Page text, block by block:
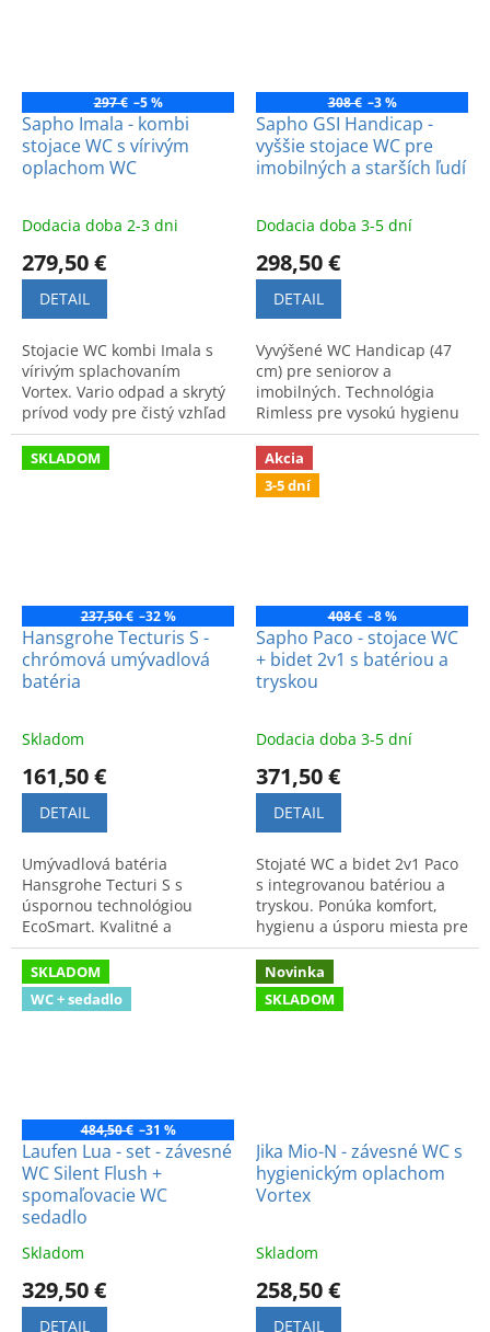
297 € –5 %
Sapho Imala - kombi
stojace WC s vírivým
oplachom WC
Dodacia doba 2-3 dni
279,50 €
DETAIL
Stojacie WC kombi Imala s
vírivým splachovaním
Vortex. Vario odpad a skrytý
prívod vody pre čistý vzhľad
a hygienu. Úsporné riešenie
šetriace vodu a miesto.
308 € –3 %
Sapho GSI Handicap -
vyššie stojace WC pre
imobilných a starších ľudí
Dodacia doba 3-5 dní
298,50 €
DETAIL
Vyvýšené WC Handicap (47
cm) pre seniorov a
imobilných. Technológia
Rimless pre vysokú hygienu
a ľahkú údržbu. Praktický
model so zadným odpadom.
SKLADOM
237,50 € –32 %
Hansgrohe Tecturis S -
chrómová umývadlová
batéria
Skladom
161,50 €
DETAIL
Umývadlová batéria
Hansgrohe Tecturi S s
úspornou technológiou
EcoSmart. Kvalitné a
ekologické riešenie pre
moderné kúpeľne. Bez
odtokovej garnitúry.
Akcia
3-5 dní
408 € –8 %
Sapho Paco - stojace WC
+ bidet 2v1 s batériou a
tryskou
Dodacia doba 3-5 dní
371,50 €
DETAIL
Stojaté WC a bidet 2v1 Paco
s integrovanou batériou a
tryskou. Ponúka komfort,
hygienu a úsporu miesta pre
moderné kúpeľne.
SKLADOM
WC + sedadlo
484,50 € –31 %
Laufen Lua - set - závesné
WC Silent Flush +
spomaľovacie WC
sedadlo
Skladom
329,50 €
DETAIL
Novinka
SKLADOM
Jika Mio-N - závesné WC s
hygienickým oplachom
Vortex
Skladom
258,50 €
DETAIL